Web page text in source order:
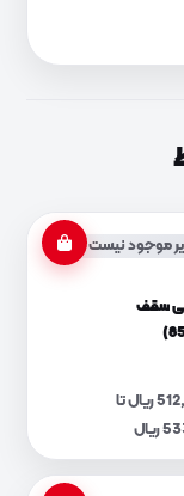
موجود نیست
سقف
از 512,600,000 ریال تا